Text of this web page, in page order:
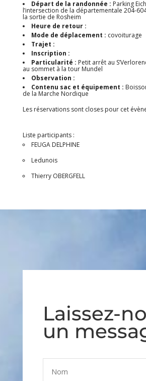
Départ de la randonnée : Parking
l’intersection de la départementale 204-
la sortie de Rosheim
Heure de retour :
Mode de déplacement : covoiturage
Trajet :
Inscription :
Particularité : Petit arrêt au
au sommet à la tour Mundel
Observation :
Contenu sac et équipement :
de la Marche Nordique
Les réservations sont closes pour cet
Liste participants :
FEUGA DELPHINE
Ledunois
Thierry OBERGFELL
Laissez-
un